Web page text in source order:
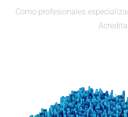
Como profesionales